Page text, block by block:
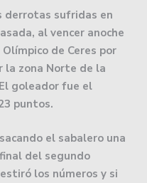
derrotas sufridas en
al vencer anoche
de Ceres por
la zona Norte de la
goleador fue el
puntos.
el sabalero una
del segundo
los números y si